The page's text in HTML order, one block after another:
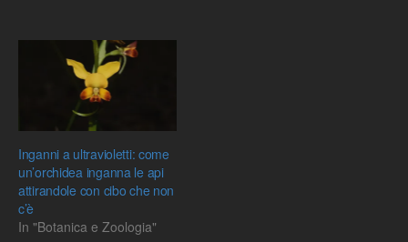
Inganni a ultravioletti: come
un’orchidea inganna le api
attirandole con cibo che non
c’è
In "Botanica e Zoologia"